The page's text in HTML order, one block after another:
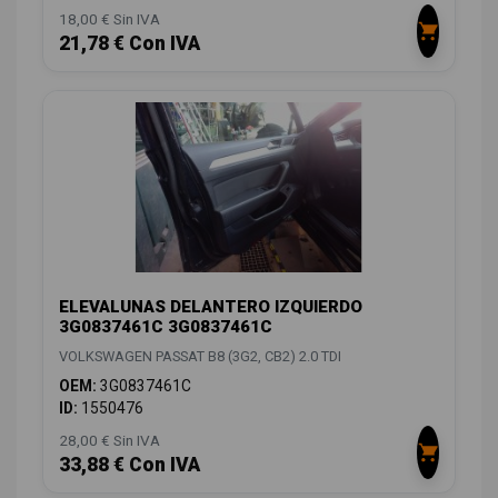
18,00 € Sin IVA
21,78 € Con IVA
ELEVALUNAS DELANTERO IZQUIERDO
3G0837461C 3G0837461C
VOLKSWAGEN PASSAT B8 (3G2, CB2) 2.0 TDI
OEM: 3G0837461C
ID: 1550476
28,00 € Sin IVA
33,88 € Con IVA